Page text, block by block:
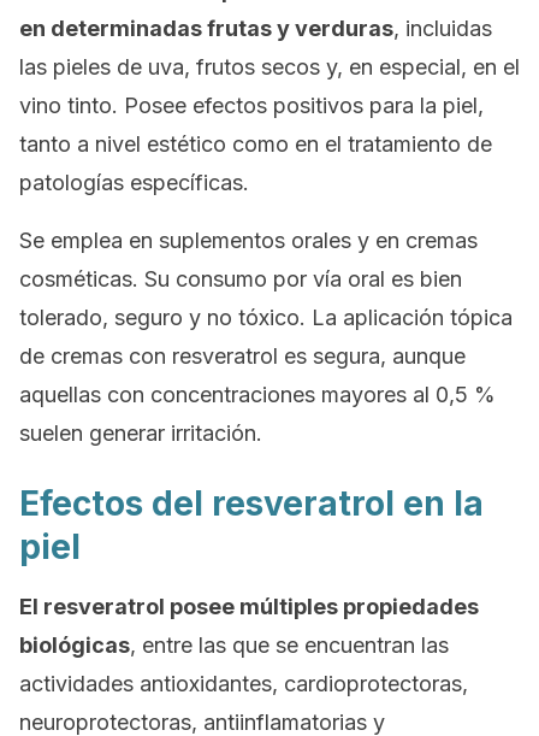
en determinadas frutas y verduras, incluidas
las pieles de uva, frutos secos y, en especial, en el
vino tinto. Posee efectos positivos para la piel,
tanto a nivel estético como en el tratamiento de
patologías específicas.
Se emplea en suplementos orales y en cremas
cosméticas. Su consumo por vía oral es bien
tolerado, seguro y no tóxico. La aplicación tópica
de cremas con resveratrol es segura, aunque
aquellas con concentraciones mayores al 0,5 %
suelen generar irritación.
Efectos del resveratrol en la
piel
El resveratrol posee múltiples propiedades
biológicas, entre las que se encuentran las
actividades antioxidantes, cardioprotectoras,
neuroprotectoras, antiinflamatorias y